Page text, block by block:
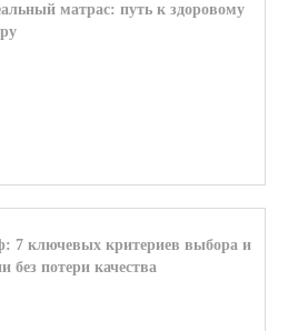
матрас: путь к здоровому
7 ключевых критериев выбора и
без потери качества